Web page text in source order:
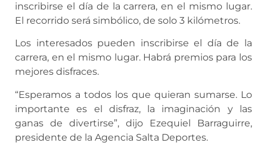
inscribirse el día de la carrera, en el mismo lugar.
El recorrido será simbólico, de solo 3 kilómetros.
Los interesados pueden inscribirse el día de la
carrera, en el mismo lugar. Habrá premios para los
mejores disfraces.
“Esperamos a todos los que quieran sumarse. Lo
importante es el disfraz, la imaginación y las
ganas de divertirse”, dijo Ezequiel Barraguirre,
presidente de la Agencia Salta Deportes.